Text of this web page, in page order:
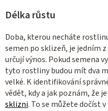
Délka růstu
Doba, kterou necháte
semen po sklizeň, je jedním
určují výnos. Pokud semena
tyto rostliny budou mít dva
velké. K identifikování
vědět, kdy a jak poznám, že je
sklizni. To se můžete dočíst